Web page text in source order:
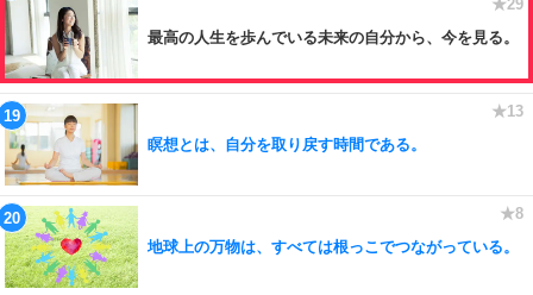
最高の人生を歩んでいる未来の自分から、今を見る。
瞑想とは、自分を取り戻す時間である。
地球上の万物は、すべては根っこでつながっている。